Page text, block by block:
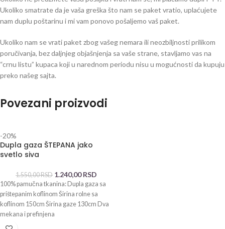
Ukoliko smatrate da je vaša greška što nam se paket vratio, uplaćujete
nam duplu poštarinu i mi vam ponovo pošaljemo vaš paket.
Ukoliko nam se vrati paket zbog vašeg nemara ili neozbiljnosti prilikom
poručivanja, bez daljnjeg objašnjenja sa vaše strane, stavljamo vas na
“crnu listu” kupaca koji u narednom periodu nisu u mogućnosti da kupuju
preko našeg sajta.
Povezani proizvodi
-20%
Dupla gaza ŠTEPANA jako
svetlo siva
1.550,00RSD 1.240,00RSD
100% pamučna tkanina: Dupla gaza sa
prištepanim koflinom Širina rolne sa
koflinom 150cm Širina gaze 130cm Dva
mekana i prefinjena